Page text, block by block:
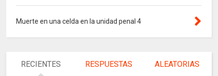
Muerte en una celda en la unidad penal 4
RECIENTES RESPUESTAS ALEATORIAS